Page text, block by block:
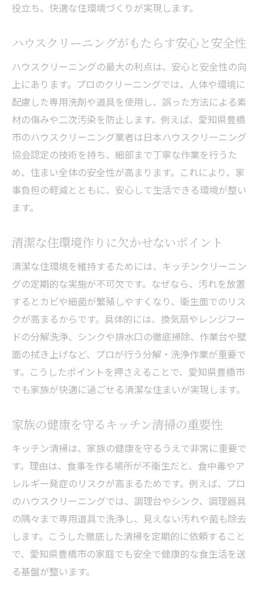
役立ち、快適な住環境づくりが実現します。
ハウスクリーニングがもたらす安心と安全性
ハウスクリーニングの最大の利点は、安心と安全性の向
上にあります。プロのクリーニングでは、人体や環境に
配慮した専用洗剤や道具を使用し、誤った方法による素
材の傷みや二次汚染を防止します。例えば、愛知県豊橋
市のハウスクリーニング業者は日本ハウスクリーニング
協会認定の技術を持ち、細部まで丁寧な作業を行うた
め、住まい全体の安全性が高まります。これにより、家
事負担の軽減とともに、安心して生活できる環境が整い
ます。
清潔な住環境作りに欠かせないポイント
清潔な住環境を維持するためには、キッチンクリーニン
グの定期的な実施が不可欠です。なぜなら、汚れを放置
するとカビや細菌が繁殖しやすくなり、衛生面でのリス
クが高まるからです。具体的には、換気扇やレンジフー
ドの分解洗浄、シンクや排水口の徹底掃除、作業台や壁
面の拭き上げなど、プロが行う分解・洗浄作業が重要で
す。こうしたポイントを押さえることで、愛知県豊橋市
でも家族が快適に過ごせる清潔な住まいが実現します。
家族の健康を守るキッチン清掃の重要性
キッチン清掃は、家族の健康を守るうえで非常に重要で
す。理由は、食事を作る場所が不衛生だと、食中毒やア
レルギー発症のリスクが高まるためです。例えば、プロ
のハウスクリーニングでは、調理台やシンク、調理器具
の隅々まで専用道具で洗浄し、見えない汚れや菌も除去
します。こうした徹底した清掃を定期的に依頼すること
で、愛知県豊橋市の家庭でも安全で健康的な食生活を送
る基盤が整います。